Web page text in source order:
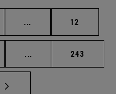
... Páginas intermedias
Página
12
... Páginas intermedias
Página
243